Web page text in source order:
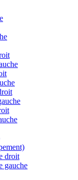
droit
gauche